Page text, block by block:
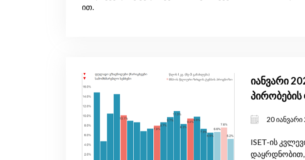
ით.
იანვარი
პირობების
20 იანვარი
ISET-ის